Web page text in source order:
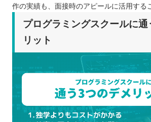
作の実績も、面接時のアピールに活用する
プログラミングスクールに通
リット